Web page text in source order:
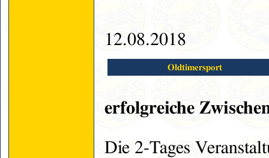
12.08.2018
Oldtimersport
erfolgreiche
Die 2-Tages